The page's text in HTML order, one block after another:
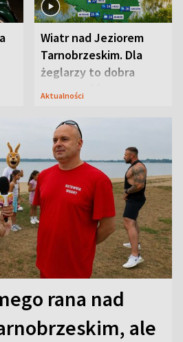
Wiatr nad Jeziorem
Tarnobrzeskim. Dla
żeglarzy to dobra
wiadomość
Aktualności
rana nad
ale